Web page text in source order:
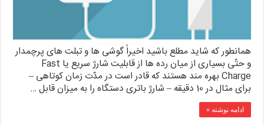
همانطور که شاید مطلع باشید اخیراً گوشی ها و تبلت های پرچمدار
و حتّی بسیاری از میان رده ها از قابلیت شارژ سریع یا Fast
Charge بهره مند هستند که قادر است در مدّت زمان کوتاهی –
برای مثال در 10 دقیقه – شارژ باتری دستگاه را به میزان قابل …
ادامه نوشته »